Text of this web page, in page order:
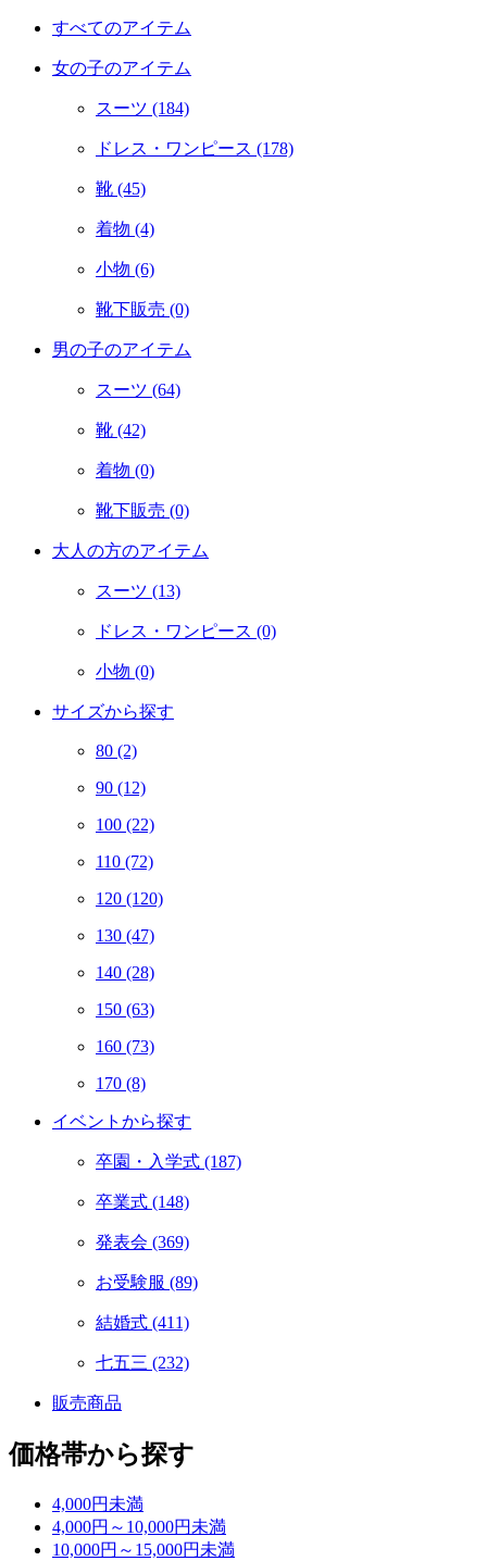
すべてのアイテム
女の子のアイテム
スーツ (184)
ドレス・ワンピース (178)
靴 (45)
着物 (4)
小物 (6)
靴下販売 (0)
男の子のアイテム
スーツ (64)
靴 (42)
着物 (0)
靴下販売 (0)
大人の方のアイテム
スーツ (13)
ドレス・ワンピース (0)
小物 (0)
サイズから探す
80 (2)
90 (12)
100 (22)
110 (72)
120 (120)
130 (47)
140 (28)
150 (63)
160 (73)
170 (8)
イベントから探す
卒園・入学式 (187)
卒業式 (148)
発表会 (369)
お受験服 (89)
結婚式 (411)
七五三 (232)
販売商品
価格帯から探す
4,000円未満
4,000円～10,000円未満
10,000円～15,000円未満